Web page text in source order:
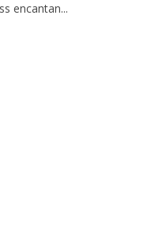
encantan...